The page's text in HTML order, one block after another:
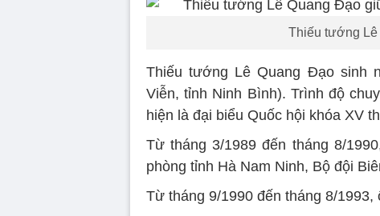
Thiếu tướng
Thiếu tướng Lê Quang Đạo sinh
Viễn, tỉnh Ninh Bình). Trình độ
hiện là đại biểu Quốc hội khóa XV
Từ tháng 3/1989 đến tháng 8/
phòng tỉnh Hà Nam Ninh, Bộ đội
Từ tháng 9/1990 đến tháng 8/